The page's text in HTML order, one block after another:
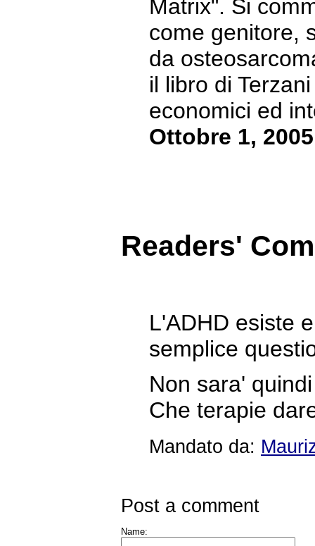
Matrix". Si
come genitore,
da
il libro di
economici ed
Ottobre 1, 2005
Readers'
L'ADHD esiste
semplice
Non sara'
Che terapie
Mandato da:
Post a comment
Name: